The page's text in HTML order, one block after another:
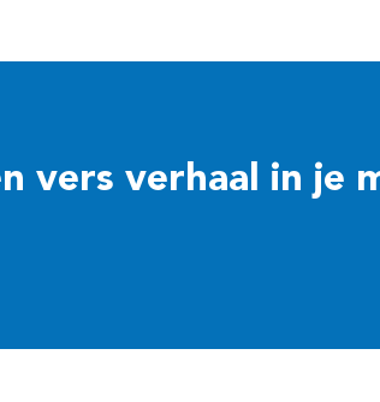
vers verhaal in je